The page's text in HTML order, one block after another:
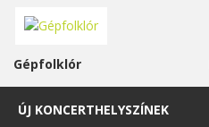
Gépfolklór
ÚJ KONCERTHELYSZÍNEK